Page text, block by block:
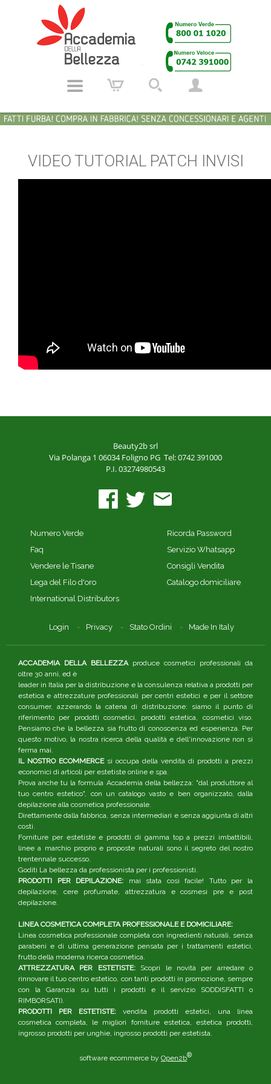
VIDEO TUTORIAL PATCH INVISI
Beauty2b srl
Via Polanga 1 06034 Foligno PG Tel: 0742 391000
P.I. 03274980543
Numero Verde
Faq
Vendere le Tisane
Lega del Filo d'oro
International Distributors
Ricorda Password
Servizio Whatsapp
Consigli Vendita
Catalogo domiciliare
Login Privacy Stato Ordini Made In Italy
ACCADEMIA DELLA BELLEZZAproduce cosmetici professionali da
oltre 30 anni, ed è
leader in Italia per la distribuzione e la consulenza relativa a prodotti per
estetica e attrezzature professionali per centri estetici e per il settore
consumer, azzerando la catena di distribuzione: siamo il punto di
riferimento per prodotti cosmetici, prodotti estetica, cosmetici viso.
Pensiamo che la bellezza sia frutto di conoscenza ed esperienza. Per
questo motivo, la nostra ricerca della qualità e dell'innovazione non si
ferma mai.
IL NOSTRO ECOMMERCEsi occupa della vendita di prodotti a prezzi
economici di articoli per estetiste online e spa.
Prova anche tu la formula Accademia della bellezza: "dal produttore al
tuo centro estetico", con un catalogo vasto e ben organizzato, dalla
depilazione alla cosmetica professionale.
Direttamente dalla fabbrica, senza intermediari e senza aggiunta di altri
costi.
Forniture per estetiste e prodotti di gamma top a prezzi imbattibili,
linee a marchio proprio e proposte naturali sono il segreto del nostro
trentennale successo.
Goditi La bellezza da professionista per i professionisti.
PRODOTTI PER DEPILAZIONE: mai stata così facile! Tutto per la
depilazione, cere profumate, attrezzatura e cosmesi pre e post
depilazione.
LINEA COSMETICA COMPLETA PROFESSIONALE E DOMICILIARE:
Linea cosmetica professionale completa con ingredienti naturali, senza
parabeni e di ultima generazione pensata per i trattamenti estetici,
frutto della moderna ricerca cosmetica.
ATTREZZATURA PER ESTETISTE:Scopri le novità per arredare o
rinnovare il tuo centro estetico, con tanti prodotti in promozione, sempre
con la Garanzia su tutti i prodotti e il servizio SODDISFATTI o
RIMBORSATI).
PRODOTTI PER ESTETISTE: vendita prodotti estetici, una linea
cosmetica completa, le migliori forniture estetica, estetica prodotti,
ingrosso prodotti per unghie, ingrosso prodotti per estetista.
software ecommerce by Open2b®